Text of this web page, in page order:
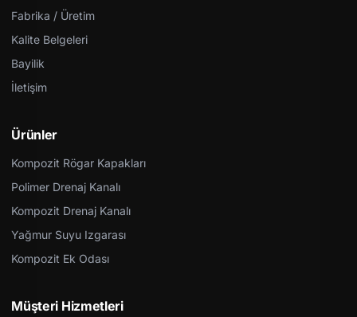
Fabrika / Üretim
Kalite Belgeleri
Bayilik
İletişim
Ürünler
Kompozit Rögar Kapakları
Polimer Drenaj Kanalı
Kompozit Drenaj Kanalı
Yağmur Suyu Izgarası
Kompozit Ek Odası
Müşteri Hizmetleri